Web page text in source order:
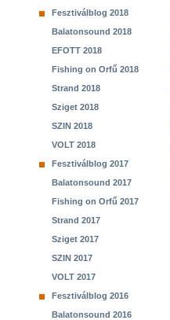
Fesztiválblog 2018
Balatonsound 2018
EFOTT 2018
Fishing on Orfű 2018
Strand 2018
Sziget 2018
SZIN 2018
VOLT 2018
Fesztiválblog 2017
Balatonsound 2017
Fishing on Orfű 2017
Strand 2017
Sziget 2017
SZIN 2017
VOLT 2017
Fesztiválblog 2016
Balatonsound 2016